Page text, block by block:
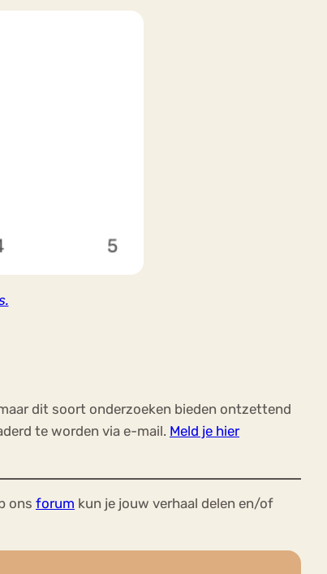
dit soort onderzoeken bieden ontzettend
te worden via e-mail. Meld je hier
ons forum kun je jouw verhaal delen en/of